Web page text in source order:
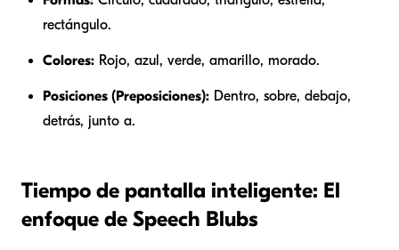
rectángulo.
Colores: Rojo, azul, verde, amarillo, morado.
Posiciones (Preposiciones): Dentro, sobre, debajo,
detrás, junto a.
Tiempo de pantalla inteligente: El
enfoque de Speech Blubs